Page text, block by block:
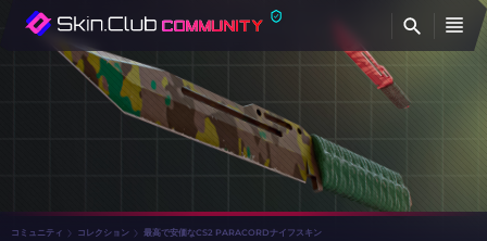
コミュニティ コレクション 最高で安価なCS2 PARACORDナイフスキン